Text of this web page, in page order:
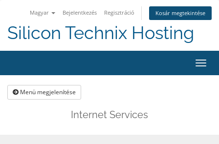
Magyar Bejelentkezés Regisztráció Kosár megtekintése
Silicon Technix Hosting
a
Menü megjelenítése
Internet Services